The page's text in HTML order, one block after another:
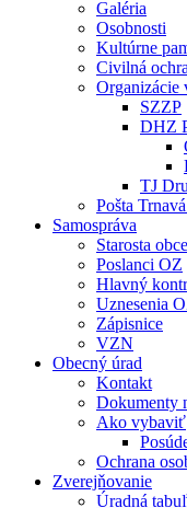
Galéria
Osobnosti
Kultúrne
Civilná
Organizácie
SZZP
DHZ
TJ
Pošta
Samospráva
Starosta obce
Poslanci OZ
Hlavný
Uznesenia
Zápisnice
VZN
Obecný úrad
Kontakt
Dokumenty
Ako vybaviť
Ochrana
Zverejňovanie
Úradná